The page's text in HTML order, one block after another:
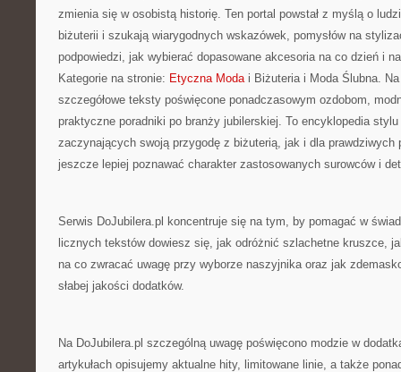
zmienia się w osobistą historię. Ten portal powstał z myślą o
biżuterii i szukają wiarygodnych wskazówek, pomysłów na
podpowiedzi, jak wybierać dopasowane akcesoria na co dzień i
Kategorie na stronie: Etyczna Modai Biżuteria i Moda Ślubna.
szczegółowe teksty poświęcone ponadczasowym ozdobom,
praktyczne poradniki po branży jubilerskiej. To encyklopedia
zaczynających swoją przygodę z biżuterią, jak i dla prawdziwych
jeszcze lepiej poznawać charakter zastosowanych surowców i
Serwis DoJubilera.pl koncentruje się na tym, by pomagać w
licznych tekstów dowiesz się, jak odróżnić szlachetne kruszce,
na co zwracać uwagę przy wyborze naszyjnika oraz jak
słabej jakości dodatków.
Na DoJubilera.pl szczególną uwagę poświęcono modzie w
artykułach opisujemy aktualne hity, limitowane linie, a także